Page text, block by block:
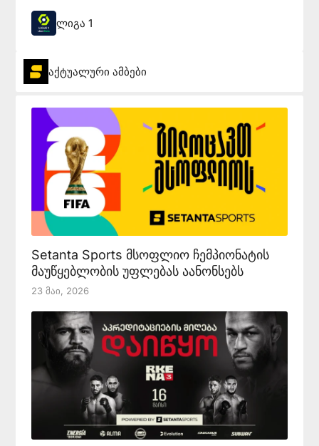
ლიგა 1
აქტუალური ამბები
Setanta Sports მსოფლიო ჩემპიონატის
მაუწყებლობის უფლებას აანონსებს
23 Მაი, 2026